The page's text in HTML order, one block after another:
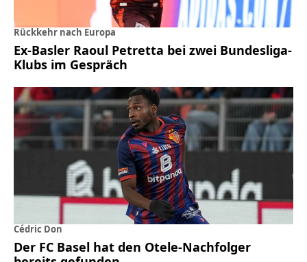
Rückkehr nach Europa
Ex-Basler Raoul Petretta bei zwei Bundesliga-
Klubs im Gespräch
Cédric Don
Der FC Basel hat den Otele-Nachfolger